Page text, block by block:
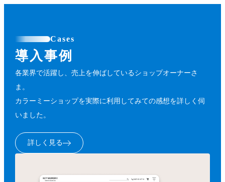
Cases
導入事例
各業界で活躍し、売上を伸ばしているショップオーナーさ
ま。
カラーミーショップを実際に利用してみての感想を詳しく伺
いました。
詳しく見る